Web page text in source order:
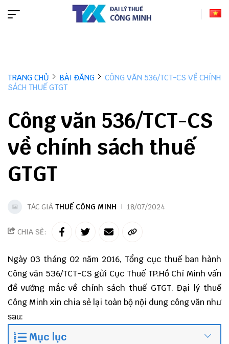
TRANG CHỦ BÀI ĐĂNG
CÔNG VĂN 536/TCT-CS VỀ CHÍNH
SÁCH THUẾ GTGT
Công văn 536/TCT-CS
về chính sách thuế
GTGT
TÁC GIẢ THUẾ CÔNG MINH 18/07/2024
CHIA SẺ:
Ngày 03 tháng 02 năm 2016, Tổng cục thuế ban hành
Công văn 536/TCT-CS gửi Cục Thuế TP.Hồ Chí Minh vấn
đề vướng mắc về chính sách thuế GTGT.Đại lý thuế
Công Minh xin chia sẻ lại toàn bộ nội dung công văn như
sau:
Mục lục